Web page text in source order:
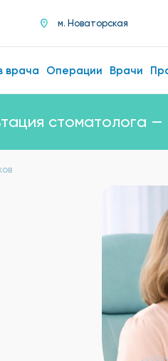
м. Новаторская
врача Операции Врачи
стоматолога